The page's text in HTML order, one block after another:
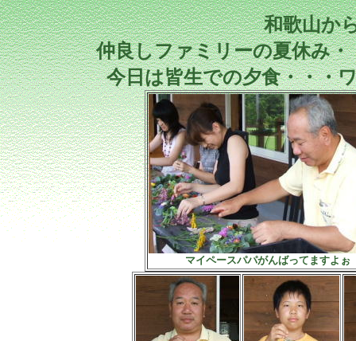
和歌山か
仲良しファミリーの夏休み
今日は皆生での夕食・・・
マイペースパパがんばってますよぉ